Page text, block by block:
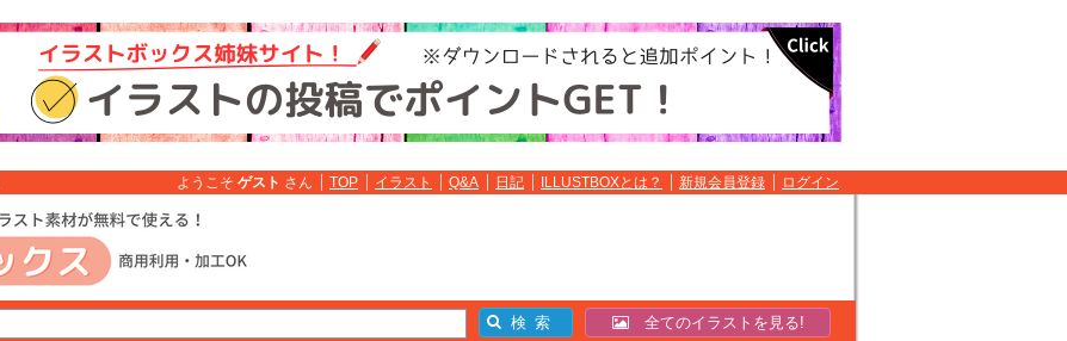
ようこそ ゲスト さん TOP イラスト Q&A 日記 ILLUSTBOXとは？ 新規会員登録 ログイン
全てのイラストを見る!